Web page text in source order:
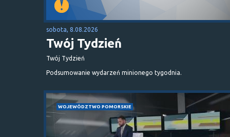
sobota, 8.08.2026
Twój Tydzień
Twój Tydzień
Podsumowanie wydarzeń minionego tygodnia.
WOJEWÓDZTWO POMORSKIE